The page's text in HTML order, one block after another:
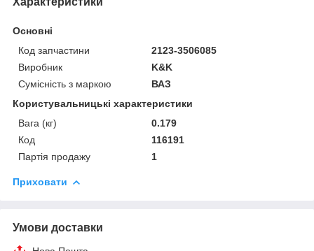
Основні
Код запчастини
2123-3506085
Виробник
K&K
Сумісність з маркою
ВАЗ
Користувальницькі характеристики
Вага (кг)
0.179
Код
116191
Партія продажу
1
Приховати
Умови доставки